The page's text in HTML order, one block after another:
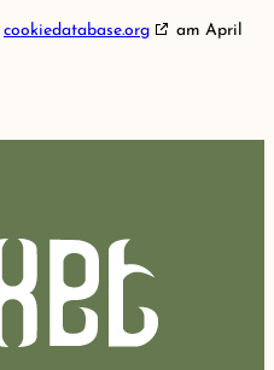
cookiedatabase.org am April